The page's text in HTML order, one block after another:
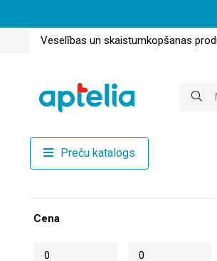
Veselības un skaistumkopšanas
Preču katalogs
Cena